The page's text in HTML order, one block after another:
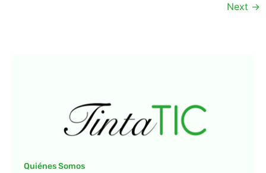
Next →
Quiénes Somos